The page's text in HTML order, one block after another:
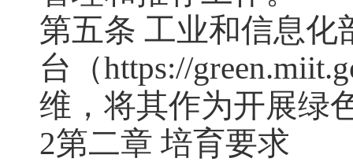
第五条 工业和信息化
台（https://
维，将其作为开展绿
2第二章 培育要求